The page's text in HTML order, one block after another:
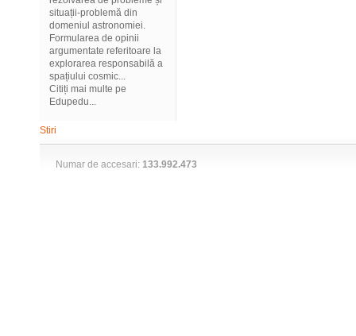
situații-problemă din
domeniul astronomiei.
Formularea de opinii
argumentate referitoare la
explorarea responsabilă a
spațiului cosmic...
Citiți mai multe pe
Edupedu...
Stiri
Numar de accesari: 133.992.473